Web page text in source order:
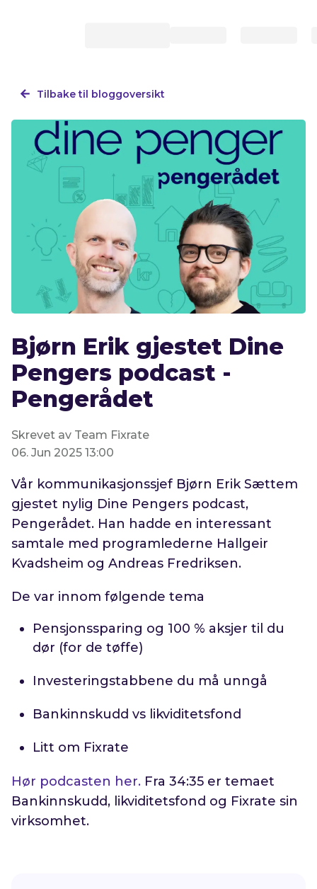
Tilbake til bloggoversikt
Bjørn Erik gjestet Dine
Pengers podcast -
Pengerådet
Skrevet av Team Fixrate
06. Jun 2025 13:00
Vår kommunikasjonssjef Bjørn Erik Sættem
gjestet nylig Dine Pengers podcast,
Pengerådet. Han hadde en interessant
samtale med programlederne Hallgeir
Kvadsheim og Andreas Fredriksen.
De var innom følgende tema
Pensjonssparing og 100 % aksjer til du
dør (for de tøffe)
Investeringstabbene du må unngå
Bankinnskudd vs likviditetsfond
Litt om Fixrate
Hør podcasten her. Fra 34:35 er temaet
Bankinnskudd, likviditetsfond og Fixrate sin
virksomhet.